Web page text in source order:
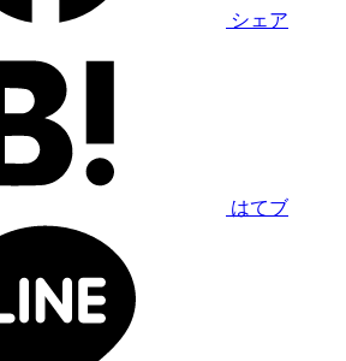
シェア
はてブ